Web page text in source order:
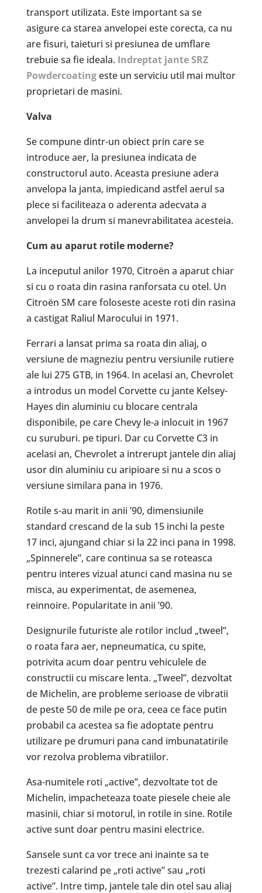
transport utilizata. Este important sa se
asigure ca starea anvelopei este corecta, ca nu
are fisuri, taieturi si presiunea de umflare
trebuie sa fie ideala. Indreptat jante SRZ
Powdercoatingeste un serviciu util mai multor
proprietari de masini.
Valva
Se compune dintr-un obiect prin care se
introduce aer, la presiunea indicata de
constructorul auto. Aceasta presiune adera
anvelopa la janta, impiedicand astfel aerul sa
plece si faciliteaza o aderenta adecvata a
anvelopei la drum si manevrabilitatea acesteia.
Cum au aparut rotile moderne?
La inceputul anilor 1970, Citroën a aparut chiar
si cu o roata din rasina ranforsata cu otel. Un
Citroën SM care foloseste aceste roti din rasina
a castigat Raliul Marocului in 1971.
Ferrari a lansat prima sa roata din aliaj, o
versiune de magneziu pentru versiunile rutiere
ale lui 275 GTB, in 1964. In acelasi an, Chevrolet
a introdus un model Corvette cu jante Kelsey-
Hayes din aluminiu cu blocare centrala
disponibile, pe care Chevy le-a inlocuit in 1967
cu suruburi. pe tipuri. Dar cu Corvette C3 in
acelasi an, Chevrolet a intrerupt jantele din aliaj
usor din aluminiu cu aripioare si nu a scos o
versiune similara pana in 1976.
Rotile s-au marit in anii ’90, dimensiunile
standard crescand de la sub 15 inchi la peste
17 inci, ajungand chiar si la 22 inci pana in 1998.
„Spinnerele”, care continua sa se roteasca
pentru interes vizual atunci cand masina nu se
misca, au experimentat, de asemenea,
reinnoire. Popularitate in anii ’90.
Designurile futuriste ale rotilor includ „tweel”,
o roata fara aer, nepneumatica, cu spite,
potrivita acum doar pentru vehiculele de
constructii cu miscare lenta. „Tweel”, dezvoltat
de Michelin, are probleme serioase de vibratii
de peste 50 de mile pe ora, ceea ce face putin
probabil ca acestea sa fie adoptate pentru
utilizare pe drumuri pana cand imbunatatirile
vor rezolva problema vibratiilor.
Asa-numitele roti „active”, dezvoltate tot de
Michelin, impacheteaza toate piesele cheie ale
masinii, chiar si motorul, in rotile in sine. Rotile
active sunt doar pentru masini electrice.
Sansele sunt ca vor trece ani inainte sa te
trezesti calarind pe „roti active” sau „roti
active”. Intre timp, jantele tale din otel sau aliaj